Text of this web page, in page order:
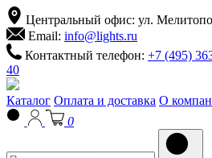
Центральный офис: ул.
Email: info@lights.ru
Контактный телефон: +7 (495)
40
Каталог Оплата и доставка О
0